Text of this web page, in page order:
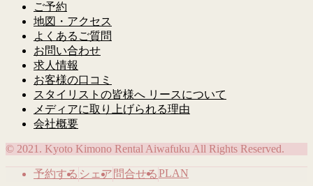
ご予約
地図・アクセス
よくあるご質問
お問い合わせ
求人情報
お客様の口コミ
スタイリストの皆様へ リースについて
メディアに取り上げられる理由
会社概要
© 2021. Kyoto Kimono Rental Aiwafuku All Rights Reserved.
予約する シェア 問合せるPLAN